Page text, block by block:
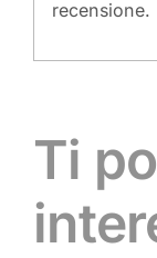
recensione.
Ti